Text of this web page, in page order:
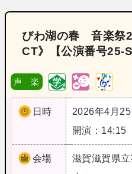
びわ湖の春 音楽祭
CT》【公演番号
声 楽
日時
2026年4月25
開演：14:15
会場 滋賀滋賀県